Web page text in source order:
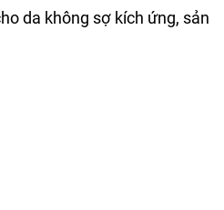
da không sợ kích ứng, sản